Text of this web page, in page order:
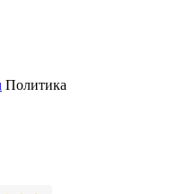
Политика